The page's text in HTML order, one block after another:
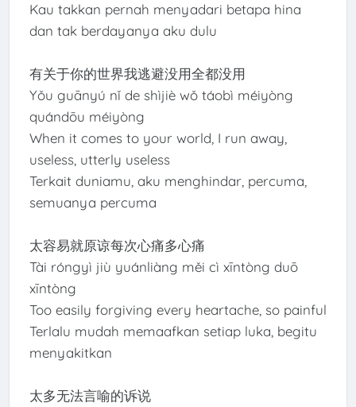
Kau takkan pernah menyadari betapa hina
dan tak berdayanya aku dulu
有关于你的世界我逃避没用全都没用
Yǒu guānyú nǐ de shìjiè wǒ táobì méiyòng
quándōu méiyòng
When it comes to your world, I run away,
useless, utterly useless
Terkait duniamu, aku menghindar, percuma,
semuanya percuma
太容易就原谅每次心痛多心痛
Tài róngyì jiù yuánliàng měi cì xīntòng duō
xīntòng
Too easily forgiving every heartache, so painful
Terlalu mudah memaafkan setiap luka, begitu
menyakitkan
太多无法言喻的诉说